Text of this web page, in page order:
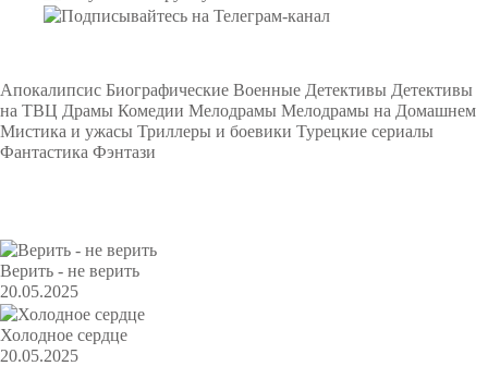
Апокалипсис Биографические Военные Детективы Детективы
на ТВЦ Драмы Комедии Мелодрамы Мелодрамы на Домашнем
Мистика и ужасы Триллеры и боевики Турецкие сериалы
Фантастика Фэнтази
Верить - не верить
20.05.2025
Холодное сердце
20.05.2025